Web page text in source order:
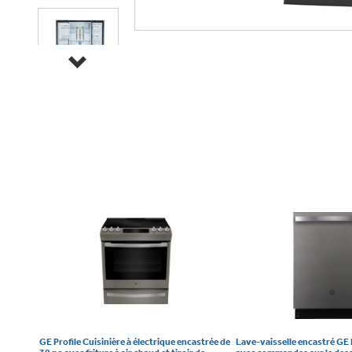
GE Profile Cuisinière à électrique encastrée de Lave-vaisselle encastré GE